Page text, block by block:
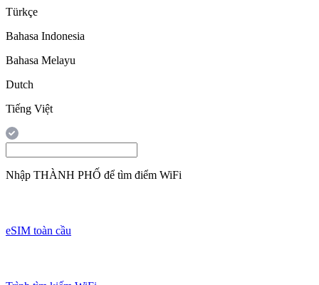
Türkçe
Bahasa Indonesia
Bahasa Melayu
Dutch
Tiếng Việt
Nhập THÀNH PHỐ để tìm điểm WiFi
eSIM toàn cầu